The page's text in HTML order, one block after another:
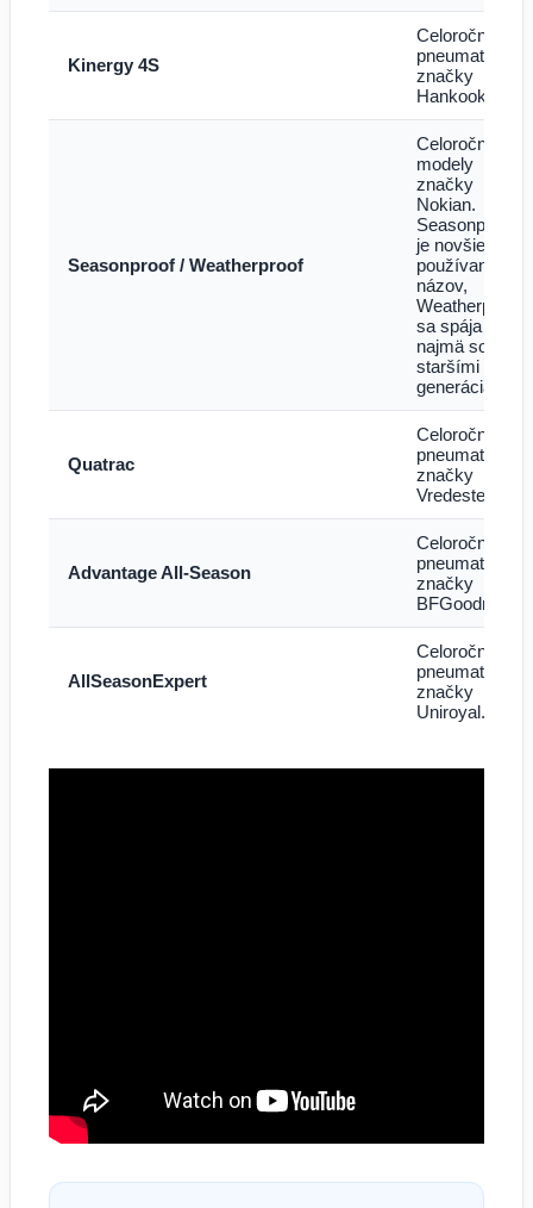
Kinergy 4S
Celoročné
pneumatiky
značky
Hankook.
Seasonproof / Weatherproof
Celoročné
modely
značky
Nokian.
Seasonproof
je novšie
používaný
názov,
Weatherproof
sa spája
najmä so
staršími
generáciami.
Quatrac
Celoročné
pneumatiky
značky
Vredestein.
Advantage All-Season
Celoročné
pneumatiky
značky
BFGoodrich.
AllSeasonExpert
Celoročné
pneumatiky
značky
Uniroyal.